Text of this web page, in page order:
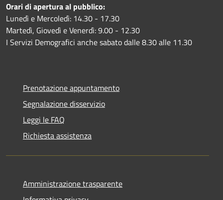
Orari di apertura al pubblico:
Lunedì e Mercoledì: 14.30 - 17.30
Martedì, Giovedì e Venerdì: 9.00 - 12.30
I Servizi Demografici anche sabato dalle 8.30 alle 11.30
Prenotazione appuntamento
Segnalazione disservizio
Leggi le FAQ
Richiesta assistenza
Amministrazione trasparente